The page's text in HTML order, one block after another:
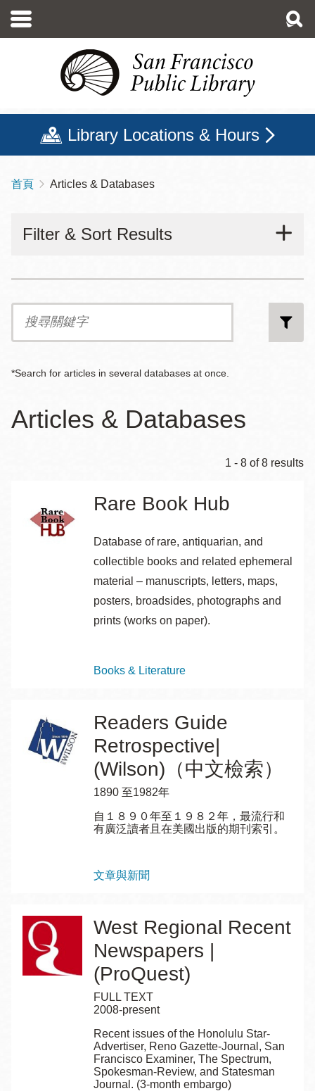
至
Library Locations & Hours
導
連
首頁 Articles & Databases
Articles & Databases
1 - 8 of 8 results
Rare Book Hub
Database of rare, antiquarian, and
collectible books and related ephemeral
material – manuscripts, letters, maps,
posters, broadsides, photographs and
prints (works on paper).
Topics
Books & Literature
Readers Guide
Retrospective|
(Wilson)（中文檢索）
1890 至1982年
自１８９０年至１９８２年，最流行和
有廣泛讀者且在美國出版的期刊索引。
Topics
文章與新聞
West Regional Recent
Newspapers |
(ProQuest)
FULL TEXT
2008-present
Recent issues of the Honolulu Star-
Advertiser, Reno Gazette-Journal, San
Francisco Examiner, The Spectrum,
Spokesman-Review, and Statesman
Journal. (3-month embargo)
Filter & Sort Results
搜
*Search for articles in several databases at once.